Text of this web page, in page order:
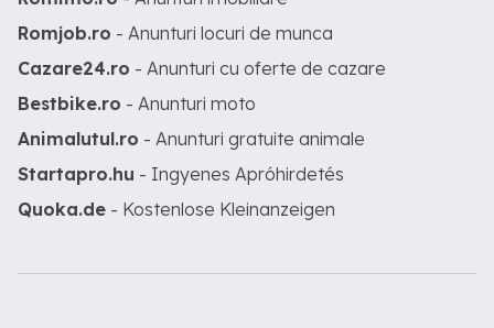
Romjob.ro - Anunturi locuri de munca
Cazare24.ro - Anunturi cu oferte de cazare
Bestbike.ro - Anunturi moto
Animalutul.ro - Anunturi gratuite animale
Startapro.hu - Ingyenes Apróhirdetés
Quoka.de - Kostenlose Kleinanzeigen